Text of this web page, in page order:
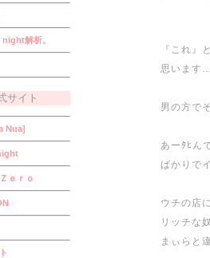
解析。
サイト
Nua]
ｅｒｏ
『これ
思います
男の方で
あーﾀﾋん
ばかりで
ウチの店
リッチな
まぃらと